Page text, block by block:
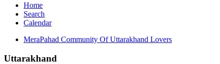
Home
Search
Calendar
MeraPahad Community Of Uttarakhand Lovers
Uttarakhand